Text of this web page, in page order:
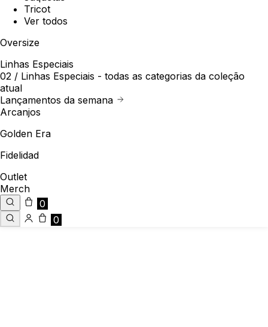
Tricot
Ver todos
Oversize
Linhas Especiais
02 / Linhas Especiais - todas as categorias da coleção
atual
Lançamentos da semana
Arcanjos
Golden Era
Fidelidad
Outlet
Merch
0
0